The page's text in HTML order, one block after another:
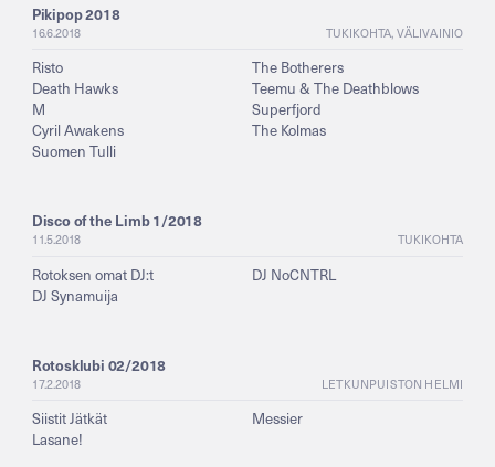
16.6.2018 TUKIKOHTA, VÄLIVAINIO
Pikipop 2018
Risto
Death Hawks
M
Cyril Awakens
Suomen Tulli
The Botherers
Teemu & The Deathblows
Superfjord
The Kolmas
11.5.2018 TUKIKOHTA
Disco of the Limb 1/2018
Rotoksen omat DJ:t
DJ Synamuija
DJ NoCNTRL
17.2.2018 LETKUNPUISTON HELMI
Rotosklubi 02/2018
Siistit Jätkät
Lasane!
Messier